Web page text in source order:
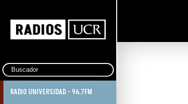
RADIO UNIVERSIDAD - 96.7FM